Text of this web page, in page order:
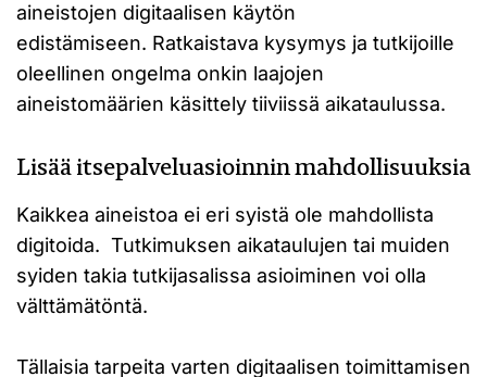
aineistojen digitaalisen käytön
edistämiseen. Ratkaistava kysymys ja tutkijoille
oleellinen ongelma onkin laajojen
aineistomäärien käsittely tiiviissä aikataulussa.
Lisää itsepalveluasioinnin mahdollisuuksia
Kaikkea aineistoa ei eri syistä ole mahdollista
digitoida. Tutkimuksen aikataulujen tai muiden
syiden takia tutkijasalissa asioiminen voi olla
välttämätöntä.
Tällaisia tarpeita varten digitaalisen toimittamisen